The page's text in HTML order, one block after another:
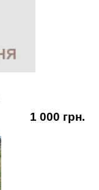
1 000 грн.